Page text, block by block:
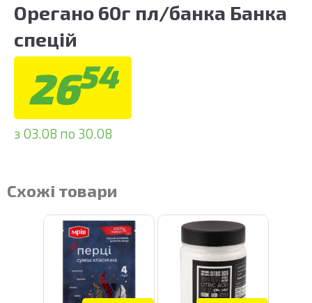
Орегано 60г пл/банка Банка
спецій
2654
з 03.08 по 30.08
Схожі товари